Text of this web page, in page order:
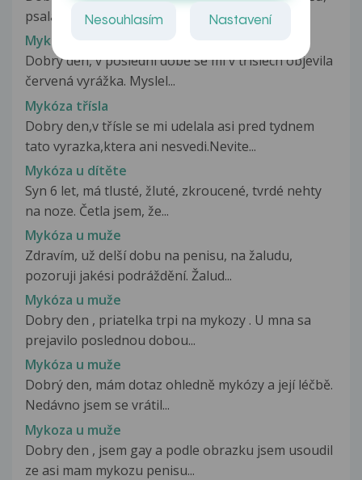
psala jsem Vám dotaz ohledně...
Mykóza třísel
Dobrý den, v poslední době se mi v tříslech objevila
červená vyrážka. Myslel...
Mykóza třísla
Dobry den,v třísle se mi udelala asi pred tydnem
tato vyrazka,ktera ani nesvedi.Nevite...
Mykóza u dítěte
Syn 6 let, má tlusté, žluté, zkroucené, tvrdé nehty
na noze. Četla jsem, že...
Mykóza u muže
Zdravím, už delší dobu na penisu, na žaludu,
pozoruji jakési podráždění. Žalud...
Mykóza u muže
Dobry den , priatelka trpi na mykozy . U mna sa
prejavilo poslednou dobou...
Mykóza u muže
Dobrý den, mám dotaz ohledně mykózy a její léčbě.
Nedávno jsem se vrátil...
Mykoza u muže
Dobry den , jsem gay a podle obrazku jsem usoudil
ze asi mam mykozu penisu...
Nesouhlasím Nastavení